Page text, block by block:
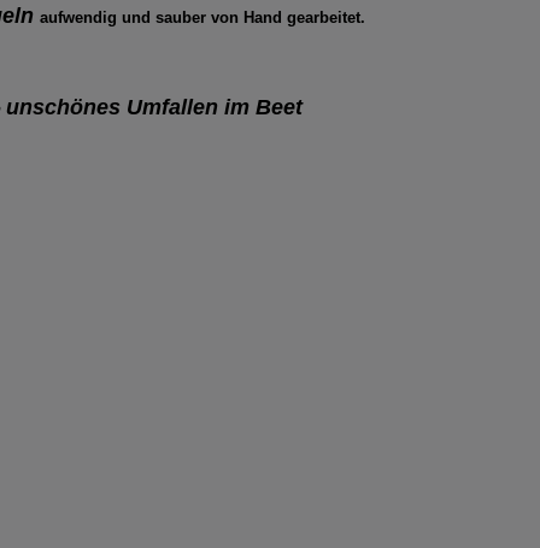
aufwendig und sauber von Hand gearbeitet.
unschönes Umfallen im Beet